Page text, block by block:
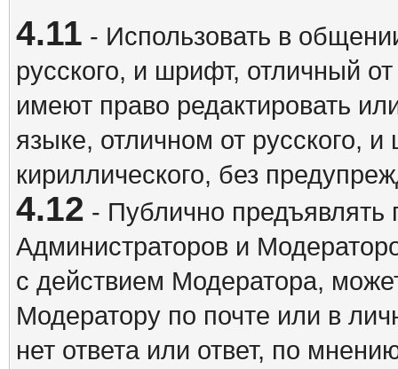
4.11 - Использовать в
русского, и шрифт, отличный
имеют право редактировать
языке, отличном от русского,
кириллического, без
4.12 - Публично предъявлять
Администраторов и
с действием Модератора,
Модератору по почте или в
нет ответа или ответ, по